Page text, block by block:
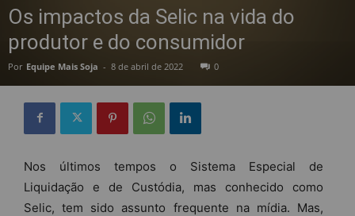
Os impactos da Selic na vida do
produtor e do consumidor
Por Equipe Mais Soja - 8 de abril de 2022 0
Nos últimos tempos o Sistema Especial de
Liquidação e de Custódia, mas conhecido como
Selic, tem sido assunto frequente na mídia. Mas,